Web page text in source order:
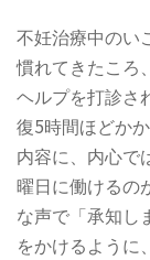
不妊治療中のい
慣れてきたころ
ヘルプを打診さ
復5時間ほどか
内容に、内心で
曜日に働けるの
な声で「承知し
をかけるように